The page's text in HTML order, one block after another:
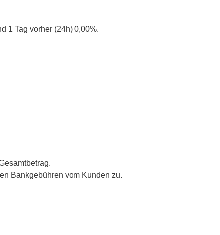
1 Tag vorher (24h) 0,00%.
Bankgebühren vom Kunden zu.